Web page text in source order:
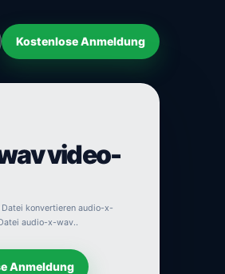
Kostenlose Anmeldung
video-
konvertieren audio-x-
audio-x-wav..
Anmeldung